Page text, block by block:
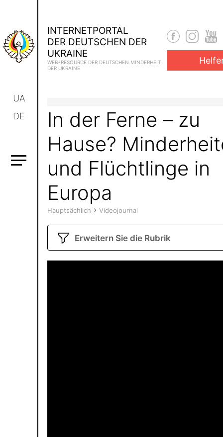
UA
DE
INTERNETPORTAL
DER DEUTSCHEN DER
UKRAINE
WEB-RESOURCE DER DEUTSCHEN MINDERHEIT
DER UKRAINE
In der Ferne – zu
Hause?
und Flüchtlinge in
Europa
Hauptsächlich › Videojournal
Erweitern Sie die Rubrik